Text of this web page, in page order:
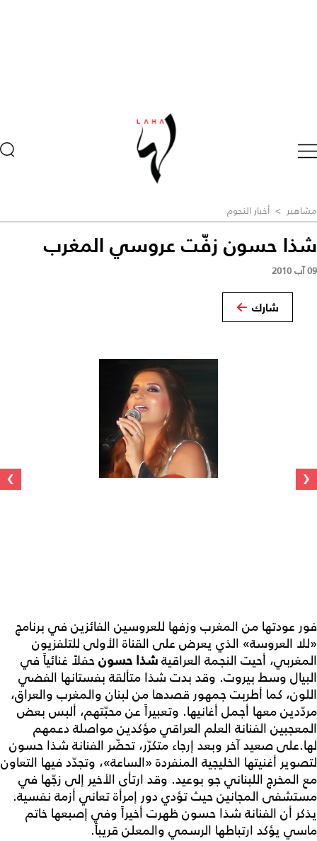
مشاهير > أخبار النجوم
شذا حسون زفّت عروسي المغرب
09 آب 2010
شارك
‹
›
فور عودتها من المغرب وزفها للعروسين الفائزين في برنامج
«للا العروسة» الذي يعرض على القناة الأولى للتلفزيون
المغربي، أحيت النجمة العراقيةشذا حسونحفلاً غنائياً في
البيال وسط بيروت. وقد بدت شذا متألقة بفستانها الفضي
اللون، كما أطربت جمهور قصدها من لبنان والمغرب والعراق،
مردّدين معها أجمل أغانيها. وتعبيراً عن محبّتهم، ألبس بعض
المعجبين الفنانة العلم العراقي مؤكدين مواصلة دعمهم
لها.على صعيد آخر وبعد إرجاء متكرّر، تحضّر الفنانة شذا حسون
لتصوير أغنيتها الخليجية المنفردة «الساعة»، وتجدّد فيها التعاون
مع المخرج اللبناني جو بوعيد. وقد ارتأى الأخير إلى زجّها في
مستشفى المجانين حيث تؤدي دور إمرأة تعاني أزمة نفسية.
يذكر أن الفنانة شذا حسون ظهرت أخيراً وفي إصبعها خاتم
ماسي يؤكد ارتباطها الرسمي والمعلن قريباً.